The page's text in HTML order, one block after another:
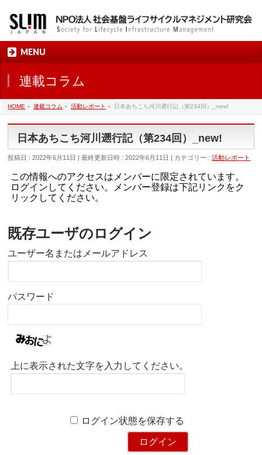
MENU
連載コラム
HOME » 連載コラム » 活動レポート » 日本あちこち河川遡行記（第234回）_new!
日本あちこち河川遡行記（第234回）_new!
投稿日 : 2022年6月11日 最終更新日時 : 2022年6月11日 カテゴリー :活動レポート
この情報へのアクセスはメンバーに限定されています。
ログインしてください。メンバー登録は下記リンクをク
リックしてください。
既存ユーザのログイン
ユーザー名またはメールアドレス
パスワード
上に表示された文字を入力してください。
ログイン状態を保存する